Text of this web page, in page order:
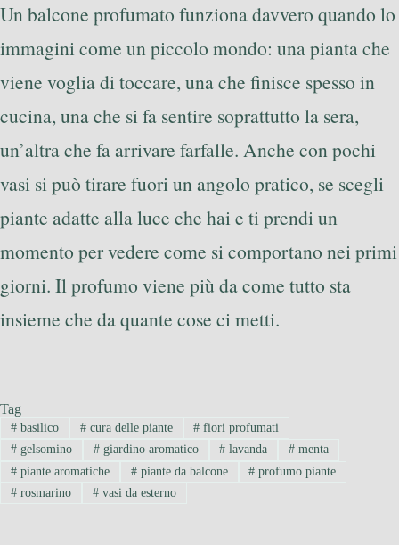
Un balcone profumato funziona davvero quando lo
immagini come un piccolo mondo: una pianta che
viene voglia di toccare, una che finisce spesso in
cucina, una che si fa sentire soprattutto la sera,
un’altra che fa arrivare farfalle. Anche con pochi
vasi si può tirare fuori un angolo pratico, se scegli
piante adatte alla luce che hai e ti prendi un
momento per vedere come si comportano nei primi
giorni. Il profumo viene più da come tutto sta
insieme che da quante cose ci metti.
Tag
#basilico #cura delle piante # fiori profumati
#gelsomino #giardino aromatico # lavanda # menta
#piante aromatiche #piante da balcone # profumo piante
#rosmarino #vasi da esterno